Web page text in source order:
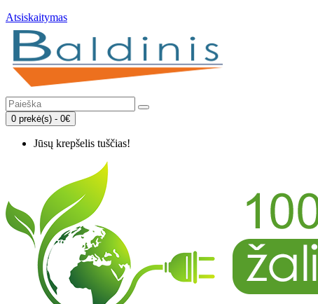
Atsiskaitymas
0 prekė(s) - 0€
Jūsų krepšelis tuščias!